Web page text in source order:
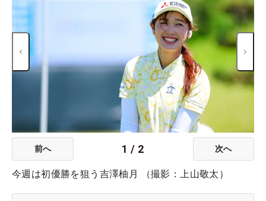
前へ 1 / 2 次へ
今週は初優勝を狙う吉澤柚月 （撮影：上山敬太）